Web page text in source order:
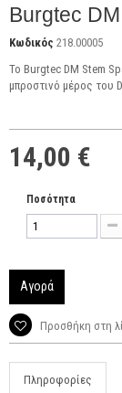
Burgtec
Κωδικός 218.00005
Το Burgtec DM Stem
μπροστινό μέρος του
14,00 €
Ποσότητα
Αγορά
Προσθήκη στη
Πληροφορίες